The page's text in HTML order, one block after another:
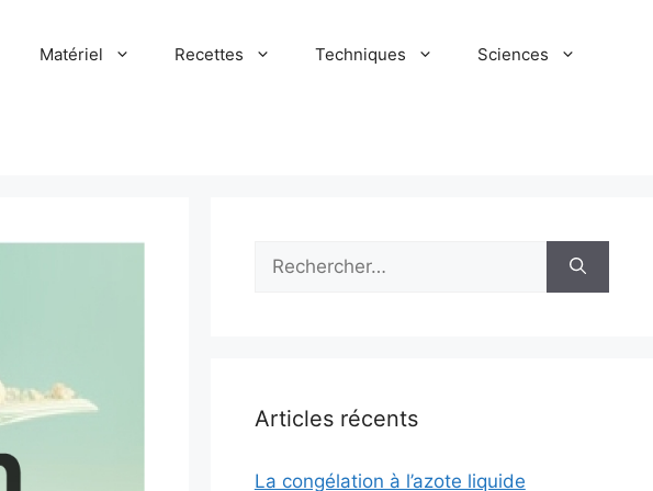
Matériel Recettes Techniques Sciences
Rechercher :
Articles récents
La congélation à l’azote liquide